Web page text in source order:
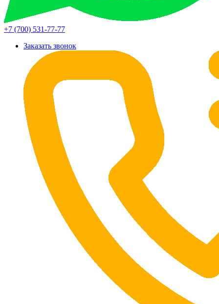
+7 (700) 531-77-77
Заказать звонок